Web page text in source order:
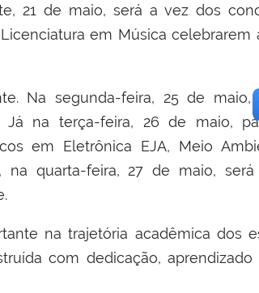
21 de maio, será a vez dos
em Música celebrarem
Na segunda-feira, 25 de maio,
na terça-feira, 26 de maio,
em Eletrônica EJA, Meio
na quarta-feira, 27 de maio,
na trajetória acadêmica dos
com dedicação, aprendizado